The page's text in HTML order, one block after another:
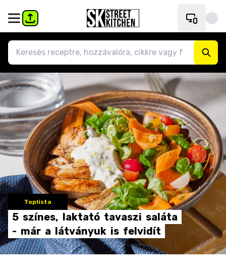
Toplista
5 színes, laktató tavaszi saláta
- már a látványuk is felvidít